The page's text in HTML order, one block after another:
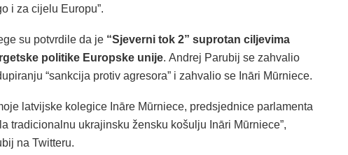
i za cijelu Europu”.
su potvrdile da je “Sjeverni tok 2” suprotan ciljevima
politike Europske unije. Andrej Parubij se zahvalio
“sankcija protiv agresora” i zahvalio se Ināri Mūrniece.
latvijske kolegice Ināre Mūrniece, predsjednice parlamenta
tradicionalnu ukrajinsku žensku košulju Ināri Mūrniece”,
na Twitteru.